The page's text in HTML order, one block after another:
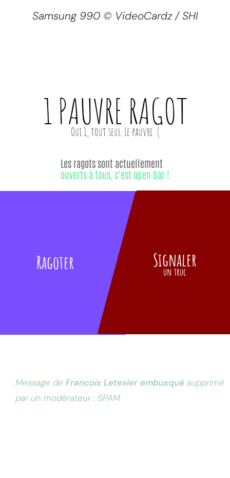
Samsung 990 © VideoCardz / SHI
1 PAUVRE RAGOT
Ragoter
Les ragots sont actuellement
ouverts à tous, c'est open bar !
Signaler
un truc
Message de Francois Letexier embusqué supprimé
par un modérateur : SPAM